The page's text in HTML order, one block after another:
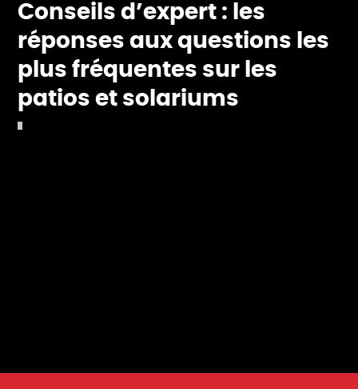
Conseils d’expert : les
réponses aux questions les
plus fréquentes sur les
patios et solariums